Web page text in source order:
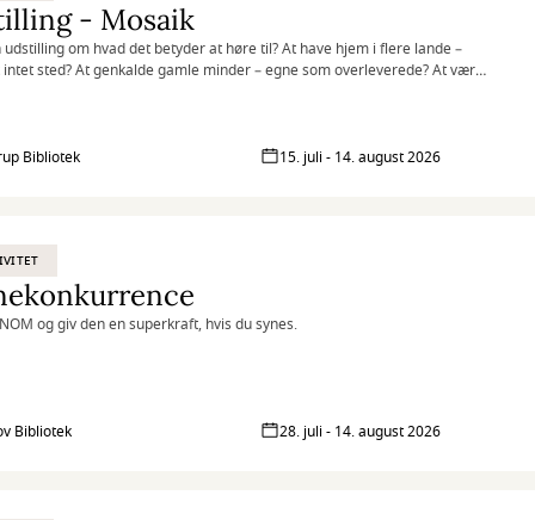
- Mosaik
udstilling om hvad det betyder at høre til? At have hjem i flere lande –
sted? At genkalde gamle minder – egne som overleverede? At være
Bibliotek 15. juli - 14. august 2026
og giv den en superkraft, hvis du synes.
Bibliotek 28. juli - 14. august 2026